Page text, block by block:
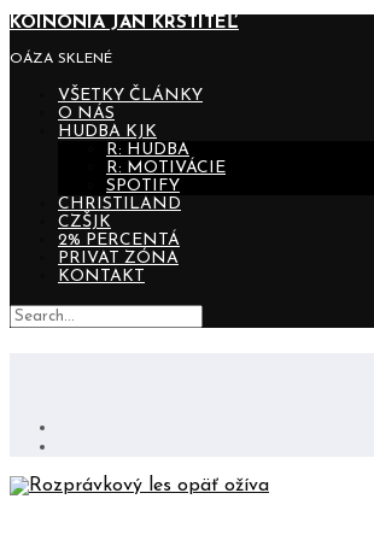
KOINONIA JÁN KRSTITEĽ
OÁZA SKLENÉ
VŠETKY ČLÁNKY
O NÁS
HUDBA KJK
R: HUDBA
R: MOTIVÁCIE
SPOTIFY
CHRISTILAND
CZŠJK
2% PERCENTÁ
PRIVAT ZÓNA
KONTAKT